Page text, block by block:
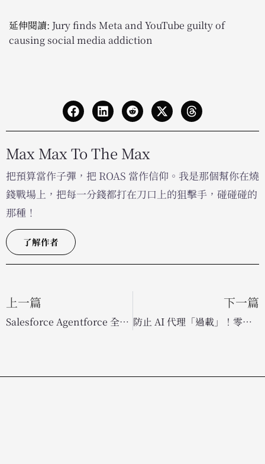
延伸閱讀: Jury finds Meta and YouTube guilty of
causing social media addiction
Max Max To The Max
把預算當作子彈，把 ROAS 當作信仰。我是那個幫你在燒
錢戰場上，把每一分錢都打在刀口上的狙擊手，碰碰碰的
那種！
了解作者
上一篇
Salesforce Agentforce 全攻略：一文掌握 AI 代理人與意圖感知搜尋新應用
下一篇
防止 AI 代理「過載」！零售巨頭 Lowe’s 揭秘如何優化顧客與員工的數位體驗